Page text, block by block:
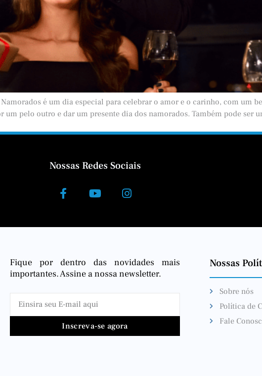
é um dia especial para celebrar o amor e o carinho, com um
um pelo outro e dar um presente dia dos namorados. Também pode ser
Nossas Redes Sociais
Fique por dentro das novidades mais
importantes. Assine a nossa newsletter.
Inscreva-se agora
Nossas
Sobre nós
Política de
Fale